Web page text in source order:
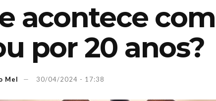
acontece
por 20 anos?
Mel 30/04/2024 - 17:38